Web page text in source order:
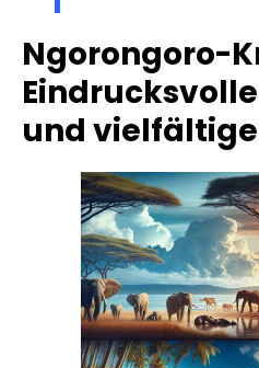
Ngorongoro-
und